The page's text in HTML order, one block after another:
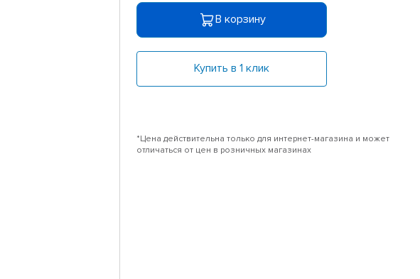
В корзину
Купить в 1 клик
*Цена действительна только для интернет-магазина и может
отличаться от цен в розничных магазинах